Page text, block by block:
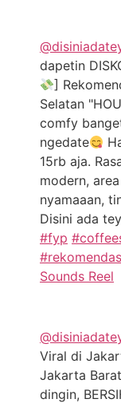
dapetin
]
Selatan
comfy
ngedate
15rb aja.
modern,
nyamaaan,
Disini ada
#fyp
Sounds Reel
Viral di
Jakarta
dingin,